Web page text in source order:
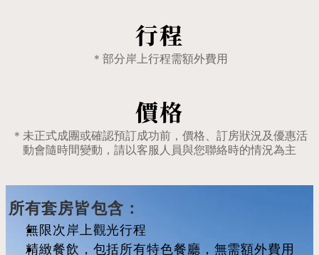
行程
＊部分岸上行程需額外費用
價格
＊未正式成團或確認預訂成功前，價格、訂房狀況及優惠活
動會隨時間變動，請以客服人員與您聯絡時的情況為主
所有套房皆包含：
無限次岸上觀光行程
精緻餐飲，包括所有特色餐廳，無需額外費用